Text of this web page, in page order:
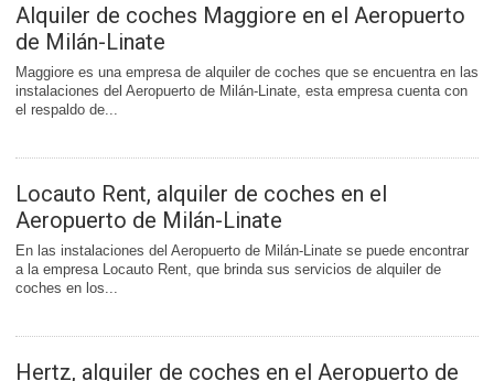
Alquiler de coches Maggiore en el Aeropuerto
de Milán-Linate
Maggiore es una empresa de alquiler de coches que se encuentra en las
instalaciones del Aeropuerto de Milán-Linate, esta empresa cuenta con
el respaldo de...
Locauto Rent, alquiler de coches en el
Aeropuerto de Milán-Linate
En las instalaciones del Aeropuerto de Milán-Linate se puede encontrar
a la empresa Locauto Rent, que brinda sus servicios de alquiler de
coches en los...
Hertz, alquiler de coches en el Aeropuerto de